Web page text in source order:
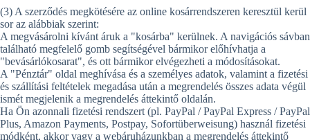
(3) A szerződés megkötésére az online kosárrendszeren keresztül kerül
sor az alábbiak szerint:
A megvásárolni kívánt áruk a "kosárba" kerülnek. A navigációs sávban
található megfelelő gomb segítségével bármikor előhívhatja a
"bevásárlókosarat", és ott bármikor elvégezheti a módosításokat.
A "Pénztár" oldal meghívása és a személyes adatok, valamint a fizetési
és szállítási feltételek megadása után a megrendelés összes adata végül
ismét megjelenik a megrendelés áttekintő oldalán.
Ha Ön azonnali fizetési rendszert (pl. PayPal / PayPal Express / PayPal
Plus, Amazon Payments, Postpay, Sofortüberweisung) használ fizetési
módként, akkor vagy a webáruházunkban a megrendelés áttekintő